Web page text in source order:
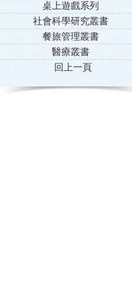
桌上遊戲系列
社會科學研究叢書
餐旅管理叢書
醫療叢書
回上一頁